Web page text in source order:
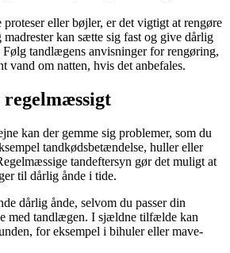
eller bøjler, er det vigtigt at rengøre
kan sætte sig fast og give dårlig
tandlægens anvisninger for rengøring,
vand om natten, hvis det anbefales.
kan der gemme sig problemer, som du
tandkødsbetændelse, huller eller
tandeftersyn gør det muligt at
til dårlig ånde i tide.
dårlig ånde, selvom du passer din
med tandlægen. I sjældne tilfælde kan
for eksempel i bihuler eller mave-